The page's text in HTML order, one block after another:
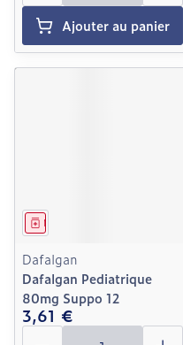
Ajouter au panier
Médicament
Dafalgan
Dafalgan Pediatrique
80mg Suppo 12
3,61 €
Quantité